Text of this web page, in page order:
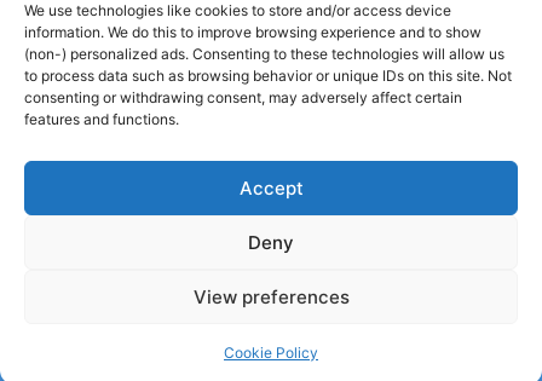
We use technologies like cookies to store and/or access device
information. We do this to improve browsing experience and to show
(non-) personalized ads. Consenting to these technologies will allow us
to process data such as browsing behavior or unique IDs on this site. Not
consenting or withdrawing consent, may adversely affect certain
features and functions.
Accept
Deny
View preferences
Cookie Policy
“Clara Eliasson ger oss det senaste inför
matcherna mot Skellefteå och Björklöven. “
Categories
Björklöven,orebrohockey.se
Tags
Björklöven,Skellefteå
Click here to revoke your choice.